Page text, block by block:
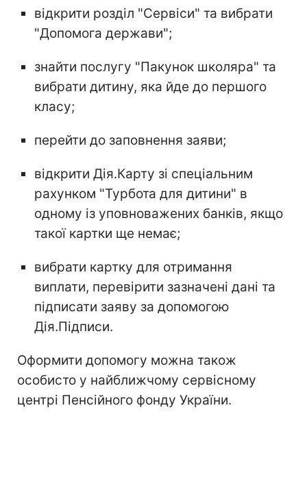
відкрити розділ "Сервіси" та вибрати
"Допомога держави";
знайти послугу "Пакунок школяра" та
вибрати дитину, яка йде до першого
класу;
перейти до заповнення заяви;
відкрити Дія.Карту зі спеціальним
рахунком "Турбота для дитини" в
одному із уповноважених банків, якщо
такої картки ще немає;
вибрати картку для отримання
виплати, перевірити зазначені дані та
підписати заяву за допомогою
Дія.Підписи.
Оформити допомогу можна також
особисто у найближчому сервісному
центрі Пенсійного фонду України.